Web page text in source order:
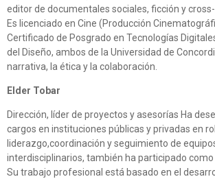
editor de documentales sociales, ficción y
Es licenciado en Cine (Producción
Certificado de Posgrado en Tecnologías
del Diseño, ambos de la Universidad de
narrativa, la ética y la colaboración.
Elder Tobar
Dirección, líder de proyectos y asesorías Ha
cargos en instituciones públicas y privadas en
liderazgo,coordinación y seguimiento de
interdisciplinarios, también ha participado como
Su trabajo profesional está basado en el